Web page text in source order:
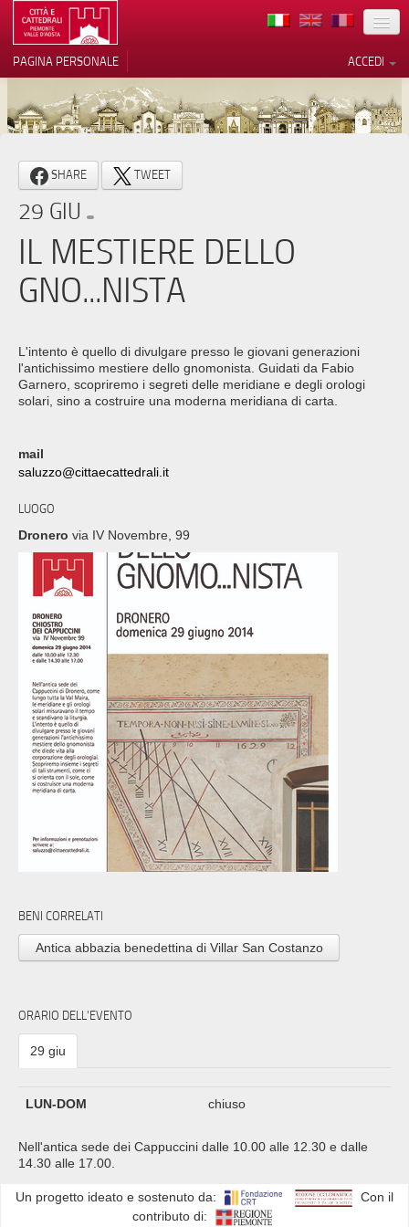
TERRITORIO
ARCHITETTURE
MUSEI
ITINERARI
EVENTI
CONTATTI
PRESS
ACCEDI
PAGINA PERSONALE
SHARE TWEET
29 GIU
IL MESTIERE DELLO
GNO...NISTA
L'intento è quello di divulgare presso le giovani generazioni
l'antichissimo mestiere dello gnomonista. Guidati da Fabio
Garnero, scopriremo i segreti delle meridiane e degli orologi
solari, sino a costruire una moderna meridiana di carta.
mail
saluzzo@cittaecattedrali.it
LUOGO
Dronero via IV Novembre, 99
BENI CORRELATI
Antica abbazia benedettina di Villar San Costanzo
ORARIO DELL'EVENTO
29 giu
LUN-DOM chiuso
Nell'antica sede dei Cappuccini dalle 10.00 alle 12.30 e dalle
14.30 alle 17.00.
Un progetto ideato e sostenuto da:
Con il
contributo di:
Informativa sulla raccolta
Le tue preferenze relative alla